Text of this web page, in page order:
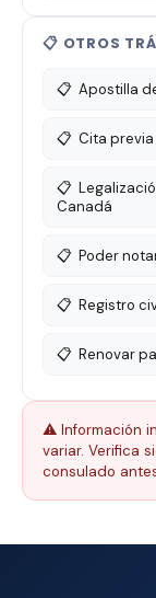
📋 OTROS
📋 Apostilla
📋 Cita
📋
Canadá
📋 Poder
📋 Registro
📋 Renovar
⚠️ Información
variar. Verifica
consulado